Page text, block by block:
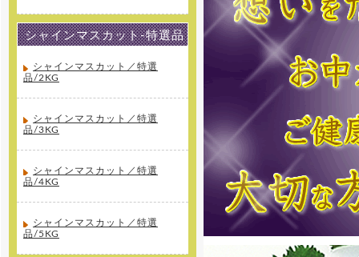
シャインマスカット-特選品
シャインマスカット／特選
品/2KG
シャインマスカット／特選
品/3KG
シャインマスカット／特選
品/4KG
シャインマスカット／特選
品/5KG